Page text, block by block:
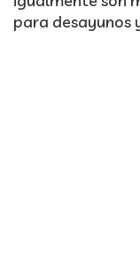
para desayunos